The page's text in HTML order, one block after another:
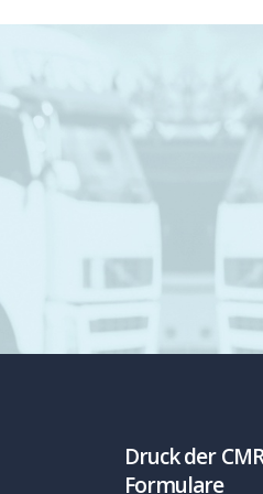
Die unkomplizierte Erstellung,
CMRs sind jedes Mal
Druck der CMR
Formulare